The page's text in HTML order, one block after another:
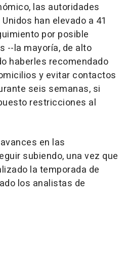
las autoridades
han elevado a 41
por posible
--la mayoría, de alto
haberles recomendado
y evitar contactos
seis semanas, si
restricciones al
en las
subiendo, una vez que
la temporada de
los analistas de